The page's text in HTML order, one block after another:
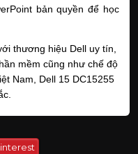
bản quyền để học
thương hiệu Dell uy tín,
mềm cũng như chế độ
Nam, Dell 15 DC15255